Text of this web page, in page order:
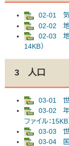
02-01 気
02-02 地
02-03 地
14KB）
3 人口
03-01 世
03-02 年
ファイル：15KB
03-03 世
03-04 国